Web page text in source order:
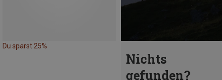
Du sparst 25%
Nichts
gefunden?